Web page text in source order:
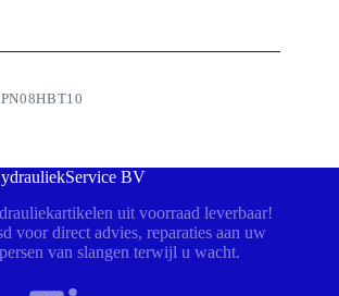
PN08HBT10
BV
uit voorraad leverbaar!
voor direct advies, reparaties aan uw
van slangen terwijl u wacht.